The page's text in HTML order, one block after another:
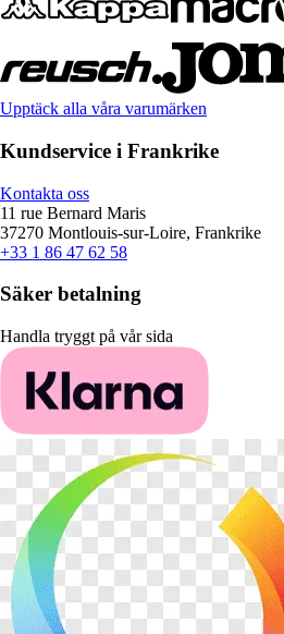
Upptäck alla våra varumärken
Kundservice i Frankrike
Kontakta oss
11 rue Bernard Maris
37270 Montlouis-sur-Loire, Frankrike
+33 1 86 47 62 58
Säker betalning
Handla tryggt på vår sida